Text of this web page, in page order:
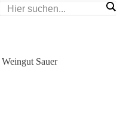
Weingut Sauer